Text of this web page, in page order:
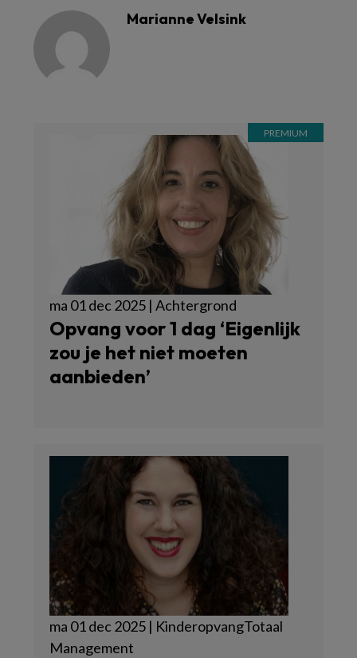
Marianne Velsink
ma 01 dec 2025 | Achtergrond
Opvang voor 1 dag ‘Eigenlijk
zou je het niet moeten
aanbieden’
ma 01 dec 2025 | KinderopvangTotaal
Management